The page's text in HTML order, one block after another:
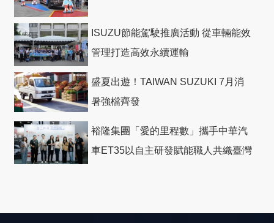
ISUZU節能駕駛推廣活動 從車輛能效
管理打造高效永續運輸
盛夏出遊！TAIWAN SUZUKI 7月消
暑強檔齊發
裕隆集團「愛的里程數」攜手中華汽
車ET35以自主研發賦能職人共織臺灣